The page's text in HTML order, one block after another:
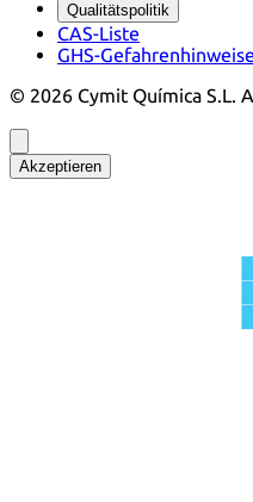
Qualitätspolitik
CAS-Liste
GHS-Gefahrenhinweise
© 2026 Cymit Química S.L.
Akzeptieren